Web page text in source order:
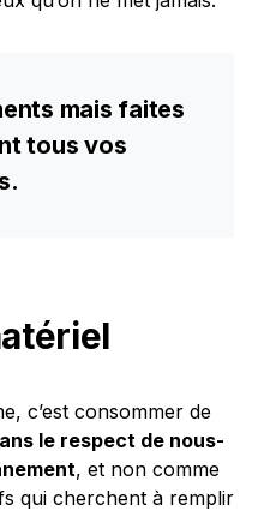
mais faites
tous vos
c’est consommer de
le respect de nous-
, et non comme
qui cherchent à remplir